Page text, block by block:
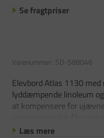
Se fragtpriser
Varenummer: SD-588046
Elevbord Atlas 1130
lyddæmpende linoleum
at kompensere for
Læs mere